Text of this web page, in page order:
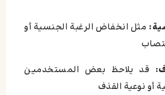
مثل انخفاض الرغبة الجنسية أو
قد يلاحظ بعض المستخدمين
أو نوعية القذف